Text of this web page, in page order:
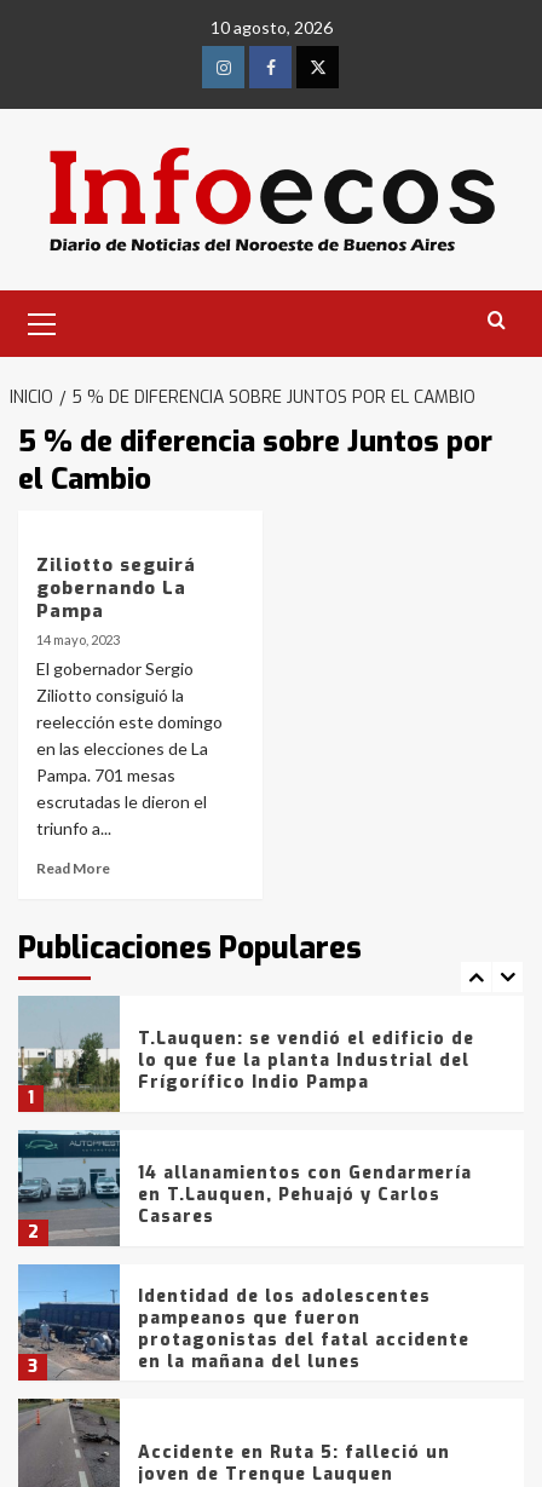
10 agosto, 2026
InstagramFacebookTwitter
primario
INICIO 5 % DE DIFERENCIA SOBRE JUNTOS POR EL CAMBIO
5 % de diferencia sobre Juntos por
el Cambio
Ziliotto seguirá
gobernando La
Pampa
14 mayo, 2023
El gobernador Sergio
Ziliotto consiguió la
reelección este domingo
en las elecciones de La
Pampa. 701 mesas
escrutadas le dieron el
triunfo a...
Read More
Publicaciones Populares
3
Identidad de los adolescentes
protagonistas del fatal accidente
4
5
entre 857 a 1338 pesos
6
La Bolsa de Cereales de Bahía
Blanca anticipa que Agosto vendrá
con lluvias y heladas, en gran parte
fueron detenidos por
comercialización de drogas en la
tarde del sábado
1
T.Lauquen: se vendió el edificio de
lo que fue la planta Industrial del
Frígorífico Indio Pampa
2
14 allanamientos con Gendarmería
en T.Lauquen, Pehuajó y Carlos
Casares
3
Identidad de los adolescentes
pampeanos que fueron
protagonistas del fatal accidente
en la mañana del lunes
Accidente en Ruta 5: falleció un
joven de Trenque Lauquen